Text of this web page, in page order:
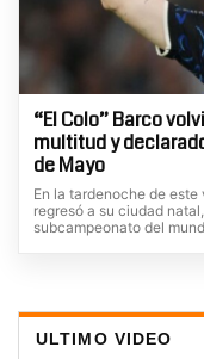
“El Colo” Barco
multitud y
de Mayo
En la tardenoche de este
regresó a su ciudad
subcampeonato del
ULTIMO VIDEO